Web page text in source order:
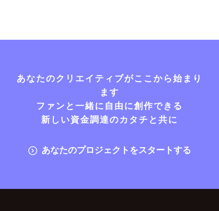
あなたのクリエイティブがここから始まり
ます
ファンと一緒に自由に創作できる
新しい資金調達のカタチと共に
あなたのプロジェクトをスタートする